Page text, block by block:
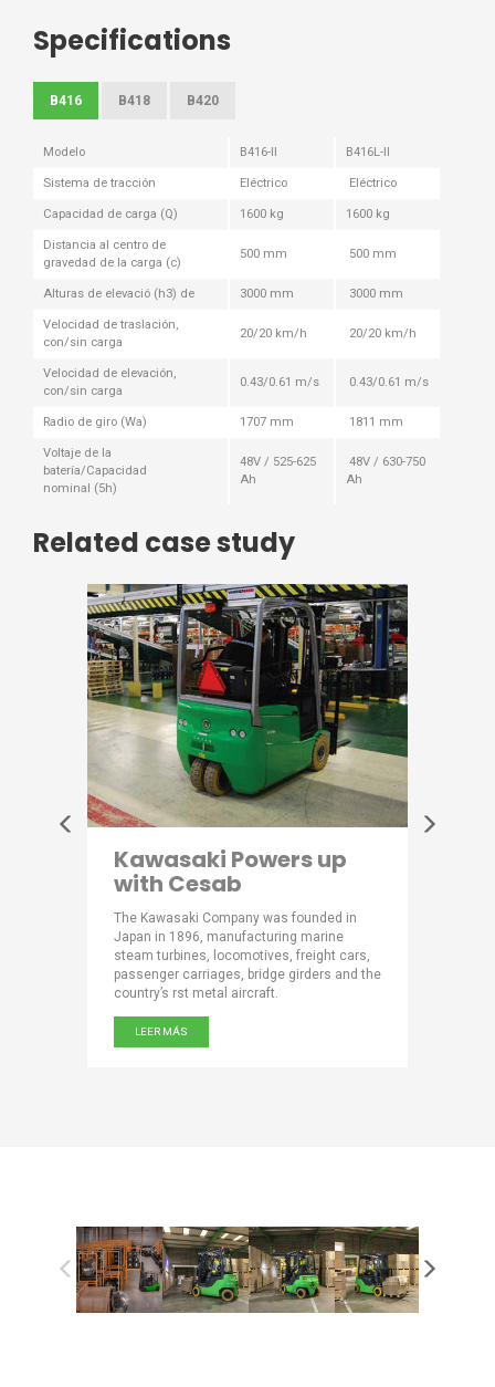
Specifications
B416 B418 B420
Modelo B416-II B416L-II
Sistema de tracción Eléctrico Eléctrico
Capacidad de carga (Q) 1600 kg 1600 kg
Distancia al centro de
gravedad de la carga (c)
500 mm 500 mm
Alturas de elevació (h3) de 3000 mm 3000 mm
Velocidad de traslación,
con/sin carga
20/20 km/h 20/20 km/h
Velocidad de elevación,
con/sin carga
0.43/0.61 m/s 0.43/0.61 m/s
Radio de giro (Wa) 1707 mm 1811 mm
Voltaje de la
batería/Capacidad
nominal (5h)
48V / 525-625
Ah
48V / 630-750
Ah
Related case study
Kawasaki Powers up
with Cesab
The Kawasaki Company was founded in
Japan in 1896, manufacturing marine
steam turbines, locomotives, freight cars,
passenger carriages, bridge girders and the
country’s rst metal aircraft.
LEER MÁS